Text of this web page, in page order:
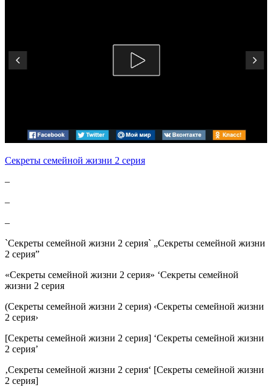
Секреты семейной жизни 2 серия
–
–
–
`Секреты семейной жизни 2 серия` „Секреты семейной жизни
2 серия”
«Секреты семейной жизни 2 серия» ‘Секреты семейной
жизни 2 серия
(Секреты семейной жизни 2 серия) ‹Секреты семейной жизни
2 серия›
[Секреты семейной жизни 2 серия] ‘Секреты семейной жизни
2 серия’
‚Секреты семейной жизни 2 серия‘ [Секреты семейной жизни
2 серия]